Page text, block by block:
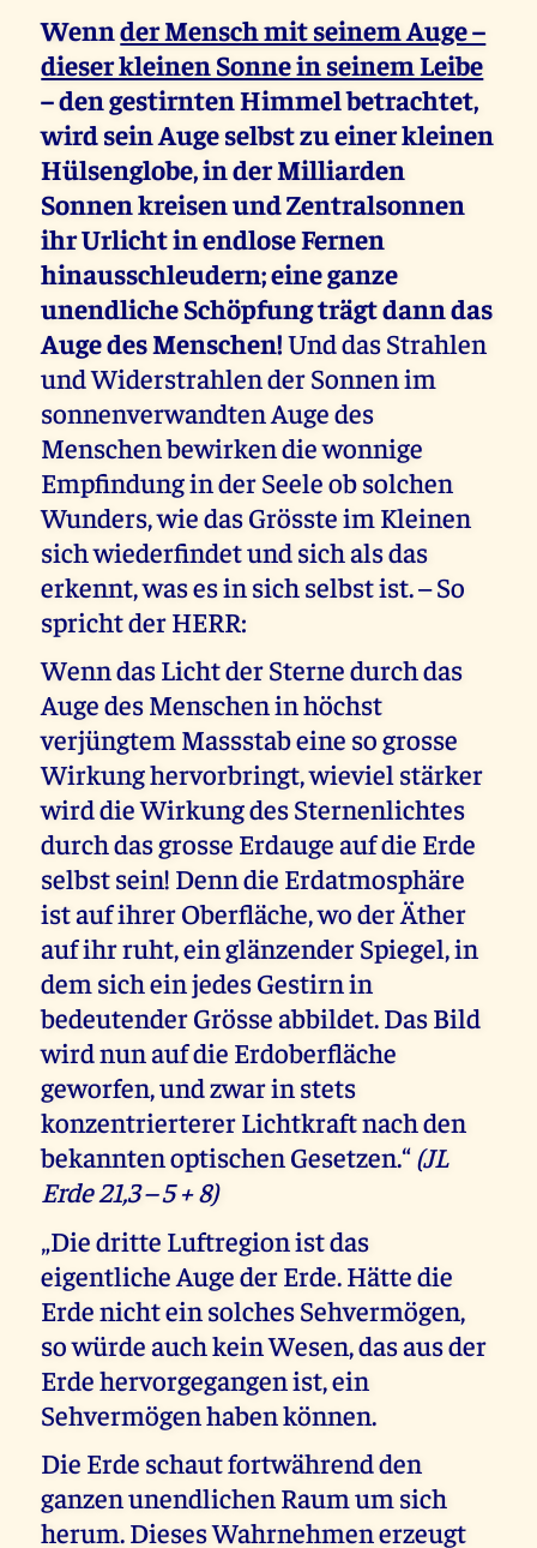
Wennder Mensch mit seinem Auge –
dieser kleinen Sonne in seinem Leibe
– den gestirnten Himmel betrachtet,
wird sein Auge selbst zu einer kleinen
Hülsenglobe, in der Milliarden
Sonnen kreisen und Zentralsonnen
ihr Urlicht in endlose Fernen
hinausschleudern; eine ganze
unendliche Schöpfung trägt dann das
Auge des Menschen!Und das Strahlen
und Widerstrahlen der Sonnen im
sonnenverwandten Auge des
Menschen bewirken die wonnige
Empfindung in der Seele ob solchen
Wunders, wie das Grösste im Kleinen
sich wiederfindet und sich als das
erkennt, was es in sich selbst ist. – So
spricht der HERR:
Wenn das Licht der Sterne durch das
Auge des Menschen in höchst
verjüngtem Massstab eine so grosse
Wirkung hervorbringt, wieviel stärker
wird die Wirkung des Sternenlichtes
durch das grosse Erdauge auf die Erde
selbst sein! Denn die Erdatmosphäre
ist auf ihrer Oberfläche, wo der Äther
auf ihr ruht, ein glänzender Spiegel, in
dem sich ein jedes Gestirn in
bedeutender Grösse abbildet. Das Bild
wird nun auf die Erdoberfläche
geworfen, und zwar in stets
konzentrierterer Lichtkraft nach den
bekannten optischen Gesetzen.“(JL
Erde 21,3 – 5 + 8)
„Die dritte Luftregion ist das
eigentliche Auge der Erde. Hätte die
Erde nicht ein solches Sehvermögen,
so würde auch kein Wesen, das aus der
Erde hervorgegangen ist, ein
Sehvermögen haben können.
Die Erde schaut fortwährend den
ganzen unendlichen Raum um sich
herum. Dieses Wahrnehmen erzeugt